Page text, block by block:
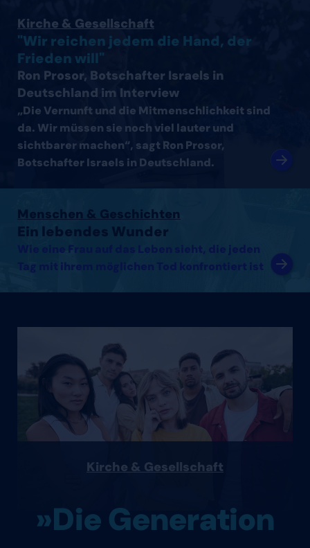
Kirche & Gesellschaft
"Wir reichen jedem die Hand, der
Frieden will"
Ron Prosor, Botschafter Israels in
Deutschland im Interview
„Die Vernunft und die Mitmenschlichkeit sind
da. Wir müssen sie noch viel lauter und
sichtbarer machen“, sagt Ron Prosor,
Botschafter Israels in Deutschland.
Menschen & Geschichten
Ein lebendes Wunder
Wie eine Frau auf das Leben sieht, die jeden
Tag mit ihrem möglichen Tod konfrontiert ist
Kirche & Gesellschaft
»Die Generation